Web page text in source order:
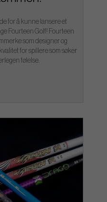
for å kunne lansere et
Fourteen Golf! Fourteen
som designer og
for spillere som søker
følelse.